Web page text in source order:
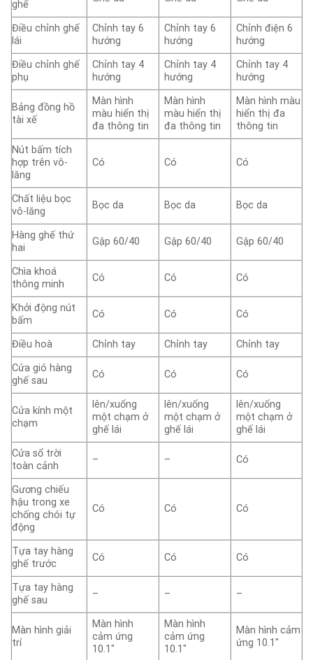
ghế
Điều chỉnh ghế
lái
Chỉnh tay 6
hướng
Chỉnh tay 6
hướng
Chỉnh điện 6
hướng
Điều chỉnh ghế
phụ
Chỉnh tay 4
hướng
Chỉnh tay 4
hướng
Chỉnh tay 4
hướng
Bảng đồng hồ
tài xế
Màn hình
màu hiển thị
đa thông tin
Màn hình
màu hiển thị
đa thông tin
Màn hình màu
hiển thị đa
thông tin
Nút bấm tích
hợp trên vô-
lăng
Có Có Có
Chất liệu bọc
vô-lăng
Bọc da Bọc da Bọc da
Hàng ghế thứ
hai
Gập 60/40 Gập 60/40 Gập 60/40
Chìa khoá
thông minh
Có Có Có
Khởi động nút
bấm
Có Có Có
Điều hoà Chỉnh tay Chỉnh tay
Chỉnh tay
Cửa gió hàng
ghế sau
Có Có Có
Cửa kính một
chạm
lên/xuống
một chạm ở
ghế lái
lên/xuống
một chạm ở
ghế lái
lên/xuống
một chạm ở
ghế lái
Cửa sổ trời
toàn cảnh
– – Có
Gương chiếu
hậu trong xe
chống chói tự
động
Có Có Có
Tựa tay hàng
ghế trước
Có Có Có
Tựa tay hàng
ghế sau
– – –
Màn hình giải
trí
Màn hình
cảm ứng
10.1″
Màn hình
cảm ứng
10.1″
Màn hình cảm
ứng 10.1″